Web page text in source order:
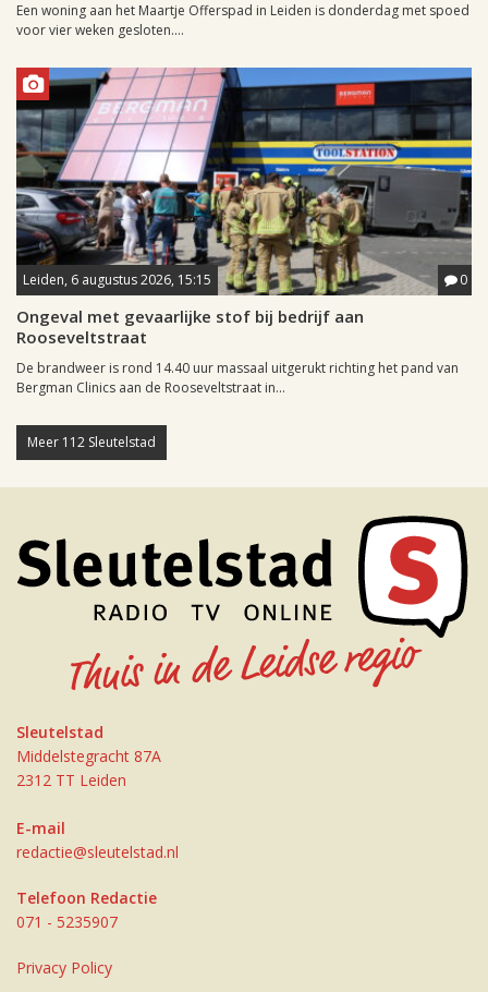
Een woning aan het Maartje Offerspad in Leiden is donderdag met spoed
voor vier weken gesloten....
Leiden, 6 augustus 2026, 15:15 0
Ongeval met gevaarlijke stof bij bedrijf aan
Rooseveltstraat
De brandweer is rond 14.40 uur massaal uitgerukt richting het pand van
Bergman Clinics aan de Rooseveltstraat in...
Meer 112 Sleutelstad
Sleutelstad
Middelstegracht 87A
2312 TT Leiden
E-mail
redactie@sleutelstad.nl
Telefoon Redactie
071 - 5235907
Privacy Policy